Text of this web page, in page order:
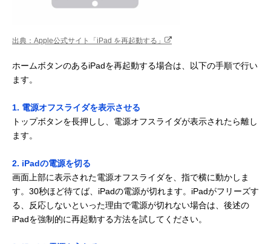
出典：Apple公式サイト「iPad を再起動する」
ホームボタンのあるiPadを再起動する場合は、以下の手順で行い
ます。
1. 電源オフスライダを表示させる
トップボタンを長押しし、電源オフスライダが表示されたら離し
ます。
2. iPadの電源を切る
画面上部に表示された電源オフスライダを、指で横に動かしま
す。30秒ほど待てば、iPadの電源が切れます。iPadがフリーズす
る、反応しないといった理由で電源が切れない場合は、後述の
iPadを強制的に再起動する方法を試してください。